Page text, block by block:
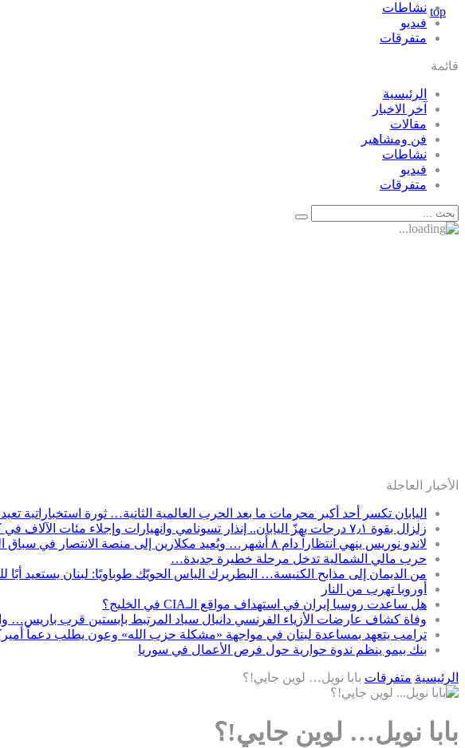
نشاطات
فيديو
متفرقات
قائمة
الرئيسية
آخر الاخبار
مقالات
فن ومشاهير
نشاطات
فيديو
متفرقات
الأخبار العاجلة
اليابان تكسر أحد أكبر محرمات ما بعد الحرب العالمية الثانية… ثورة استخباراتية
زلزال بقوة ٧٫١ درجات يهزّ اليابان.. إنذار تسونامي وانهيارات وإجلاء مئات الآلاف في كيوشو
لاندو نوريس ينهي انتظاراً دام ٨ أشهر… ويُعيد مكلارين إلى منصة الانتصار في سباق المجر
حرب مالي الشمالية تدخل مرحلة خطيرة جديدة…
من الديمان إلى مذابح الكنيسة… البطريرك الياس الحويّك طوباويًا: لبنان يستعيد أبًا
أوروبا تهرب من النار
هل ساعدت روسيا إيران في استهداف مواقع الـCIA في الخليج؟
وفاة كشاف عارضات الأزياء الفرنسي دانيال سياد المرتبط بإبستين قرب باريس…
ترامب يتعهد بمساعدة لبنان في مواجهة «مشكلة حزب الله» وعون يطلب دعماً
بنك بيمو ينظم ندوة حوارية حول فرص الأعمال في سوريا
الرئيسية متفرقات بابا نويل… لوين جايي!؟
بابا نويل… لوين جايي!؟